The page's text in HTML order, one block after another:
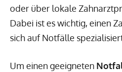
oder über lokale
Dabei ist es wichtig, einen
sich auf Notfälle
Um einen geeigneten